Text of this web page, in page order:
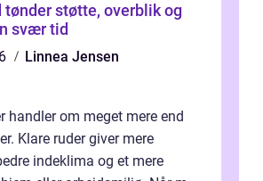
overblik og
svær tid
Linnea Jensen
handler om meget mere end
Klare ruder giver mere
indeklima og et mere